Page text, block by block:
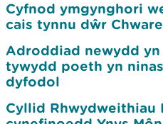
Cyfnod ymgynghori
cais tynnu dŵr
Adroddiad newydd
tywydd poeth yn
dyfodol
Cyllid Rhwydweithiau